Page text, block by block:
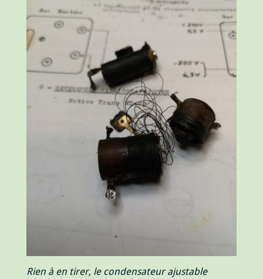
Rien à en tirer, le condensateur ajustable